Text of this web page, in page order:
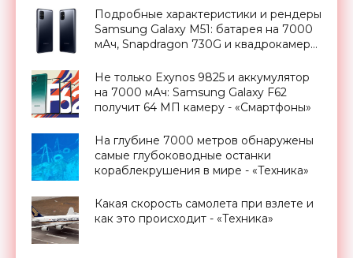
Подробные характеристики и рендеры
Samsung Galaxy M51: батарея на 7000
мАч, Snapdragon 730G и квадрокамера
Не только Exynos 9825 и аккумулятор
на 7000 мАч: Samsung Galaxy F62
получит 64 МП камеру - «Смартфоны»
На глубине 7000 метров обнаружены
самые глубоководные останки
кораблекрушения в мире - «Техника»
Какая скорость самолета при взлете и
как это происходит - «Техника»